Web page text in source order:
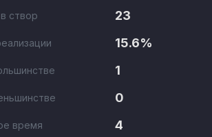
створ
23
15.6%
1
0
время
4